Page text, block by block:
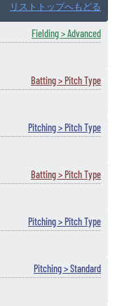
リストトップへもどる
Fielding > Advanced
Batting > Pitch Type
Pitching > Pitch Type
Batting > Pitch Type
Pitching > Pitch Type
Pitching > Standard